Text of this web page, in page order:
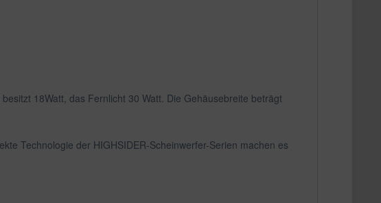
18Watt, das Fernlicht 30 Watt. Die Gehäusebreite beträgt
Technologie der HIGHSIDER-Scheinwerfer-Serien machen es